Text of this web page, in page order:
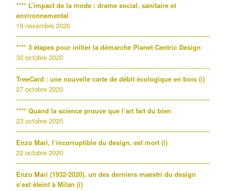
**** L’impact de la mode : drame social, sanitaire et
environnemental
19 novembre 2020
**** 3 étapes pour initier la démarche Planet Centric Design
30 octobre 2020
TreeCard : une nouvelle carte de débit écologique en bois (i)
27 octobre 2020
**** Quand la science prouve que l’art fait du bien
23 octobre 2020
Enzo Mari, l’incorruptible du design, est mort (i)
22 octobre 2020
Enzo Mari (1932-2020), un des derniers maestri du design
s’est éteint à Milan (i)